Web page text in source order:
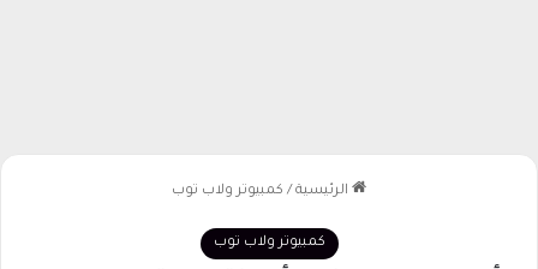
الرئيسية / كمبيوتر ولاب توب
كمبيوتر ولاب توب